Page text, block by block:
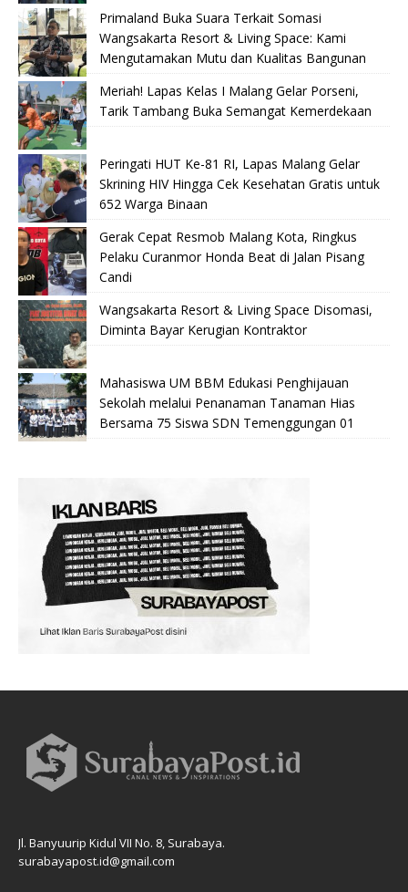
Primaland Buka Suara Terkait Somasi
Wangsakarta Resort & Living Space: Kami
Mengutamakan Mutu dan Kualitas Bangunan
Meriah! Lapas Kelas I Malang Gelar Porseni,
Tarik Tambang Buka Semangat Kemerdekaan
Peringati HUT Ke-81 RI, Lapas Malang Gelar
Skrining HIV Hingga Cek Kesehatan Gratis untuk
652 Warga Binaan
Gerak Cepat Resmob Malang Kota, Ringkus
Pelaku Curanmor Honda Beat di Jalan Pisang
Candi
Wangsakarta Resort & Living Space Disomasi,
Diminta Bayar Kerugian Kontraktor
Mahasiswa UM BBM Edukasi Penghijauan
Sekolah melalui Penanaman Tanaman Hias
Bersama 75 Siswa SDN Temenggungan 01
Jl. Banyuurip Kidul VII No. 8, Surabaya.
surabayapost.id@gmail.com